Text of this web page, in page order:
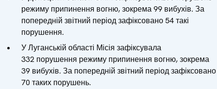
режиму припинення вогню, зокрема 99 вибухів. За
попередній звітний період зафіксовано 54 такі
порушення.
У Луганській області Місія зафіксувала
332 порушення режиму припинення вогню, зокрема
39 вибухів. За попередній звітний період зафіксовано
70 таких порушень.